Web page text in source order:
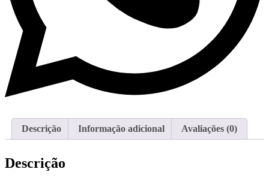
Descrição Informação adicional Avaliações (0)
Descrição